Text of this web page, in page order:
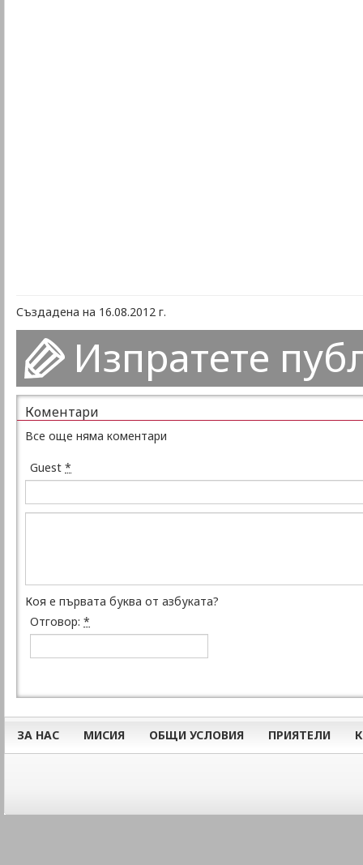
Създадена на 16.08.2012 г.
Изпратете
Коментари
Все още няма коментари
Guest *
Коя е първата буква от азбуката?
Отговор: *
ЗА НАС МИСИЯ ОБЩИ УСЛОВИЯ ПРИЯТЕЛИ